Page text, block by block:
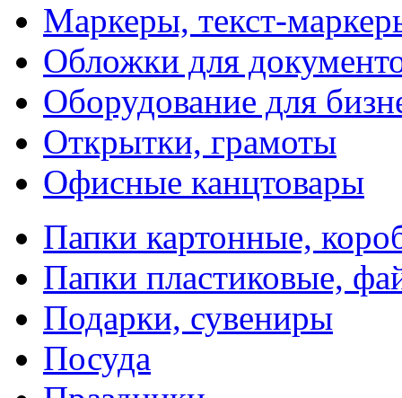
Маркеры, текст-
Обложки для
Оборудование для
Открытки, грамоты
Офисные канцтовары
Папки картонные,
Папки пластиковые,
Подарки, сувениры
Посуда